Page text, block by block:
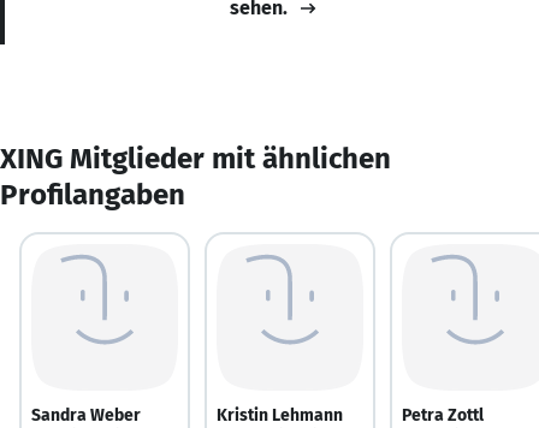
sehen.
XING Mitglieder mit ähnlichen
Profilangaben
Sandra Weber Kristin Lehmann Petra Zottl